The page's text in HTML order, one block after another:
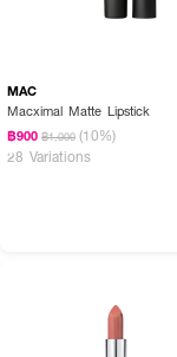
MAC
Macximal Matte Lipstick
฿900 ฿1,000 (10%)
28 Variations